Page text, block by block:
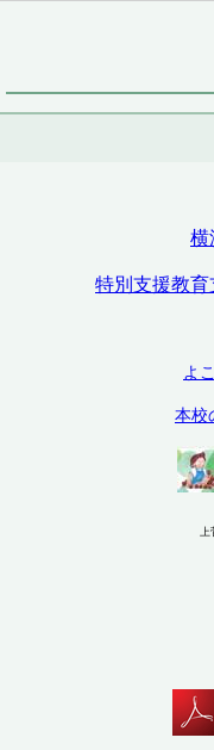
横
特別支援教育
よ
本校
上